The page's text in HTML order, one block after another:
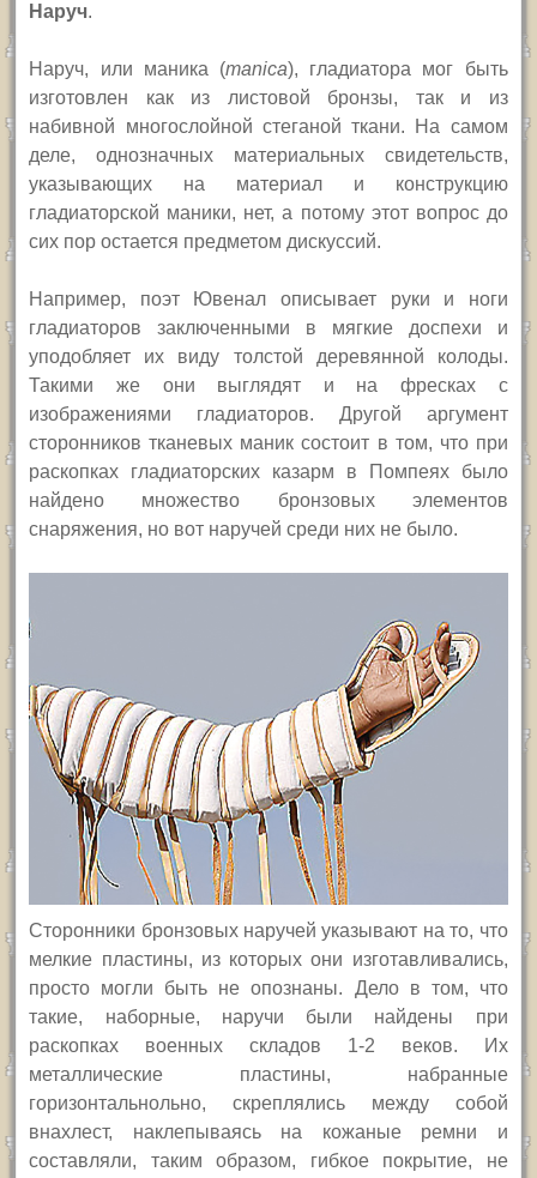
Наруч.
Наруч, или маника (manica), гладиатора мог быть
изготовлен как из листовой бронзы, так и из
набивной многослойной стеганой ткани. На самом
деле, однозначных материальных свидетельств,
указывающих на материал и конструкцию
гладиаторской маники, нет,а потому этот вопрос до
сих пор остается предметом дискуссий.
Например, поэт Ювенал описывает руки и ноги
гладиаторов заключенными в мягкие доспехи и
уподобляет их виду толстой деревянной колоды.
Такими же они выглядят и на фресках с
изображениями гладиаторов. Другой аргумент
сторонников тканевых маник состоит в том, что при
раскопках гладиаторских казарм в Помпеях было
найдено множество бронзовых элементов
снаряжения, но вот наручей среди них не было.
Сторонники бронзовых наручей указывают на то, что
мелкие пластины, из которых они изготавливались,
просто могли быть не опознаны. Дело в том, что
такие, наборные, наручи были найдены при
раскопках военных складов 1-2 веков. Их
металлические пластины, набранные
горизонтальнольно, скреплялись между собой
внахлест, наклепываясь на кожаные ремни и
составляли, таким образом, гибкое покрытие, не